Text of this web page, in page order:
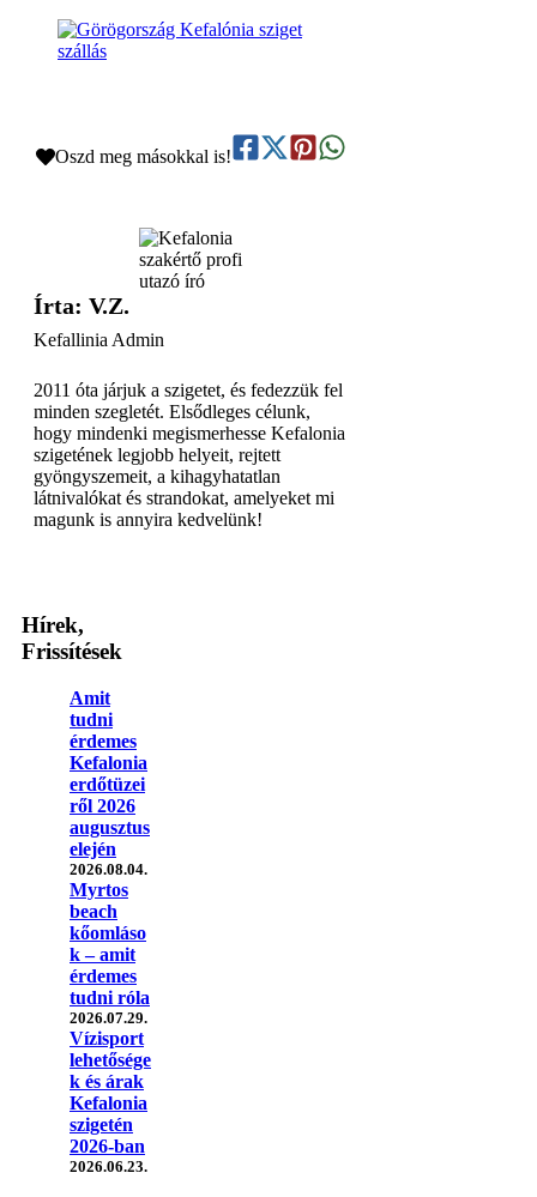
Oszd meg másokkal is!
Írta: V.Z.
Kefallinia Admin
2011 óta járjuk a szigetet, és fedezzük fel
minden szegletét. Elsődleges célunk,
hogy mindenki megismerhesse Kefalonia
szigetének legjobb helyeit, rejtett
gyöngyszemeit, a kihagyhatatlan
látnivalókat és strandokat, amelyeket mi
magunk is annyira kedvelünk!
Hírek,
Frissítések
Amit
tudni
érdemes
Kefalonia
erdőtüzei
ről 2026
augusztus
elején
2026.08.04.
Myrtos
beach
kőomláso
k – amit
érdemes
tudni róla
2026.07.29.
Vízisport
lehetősége
k és árak
Kefalonia
szigetén
2026-ban
2026.06.23.